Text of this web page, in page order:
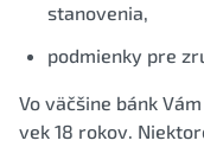
stanovenia,
podmienky pre
Vo väčšine bánk
vek 18 rokov.